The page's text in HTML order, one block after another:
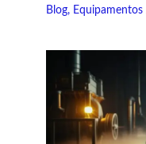
Blog, Equipamentos